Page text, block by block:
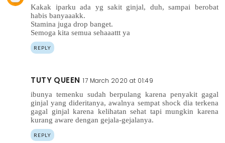
Kakak iparku ada yg sakit ginjal, duh, sampai berobat
habis banyaaakk.
Stamina juga drop banget.
Semoga kita semua sehaaattt ya
REPLY
TUTY QUEEN 17 March 2020 at 01:49
ibunya temenku sudah berpulang karena penyakit gagal
ginjal yang dideritanya, awalnya sempat shock dia terkena
gagal ginjal karena kelihatan sehat tapi mungkin karena
kurang aware dengan gejala-gejalanya.
REPLY